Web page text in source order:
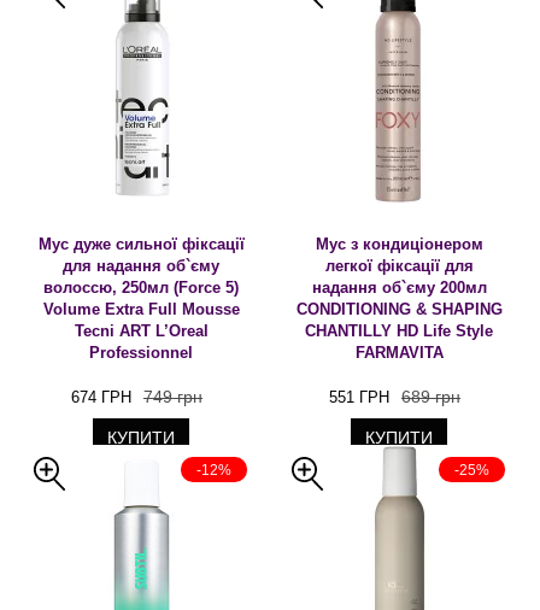
Мус дуже сильної фіксації
для надання об`єму
волоссю, 250мл (Force 5)
Volume Extra Full Mousse
Tecni ART L’Oreal
Professionnel
674 ГРН 749 грн
КУПИТИ
Мус з кондиціонером
легкої фіксації для
надання об`єму 200мл
CONDITIONING & SHAPING
CHANTILLY HD Life Style
FARMAVITA
551 ГРН 689 грн
КУПИТИ
-12% -25%